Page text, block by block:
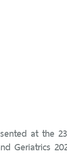
at the
Geriatrics